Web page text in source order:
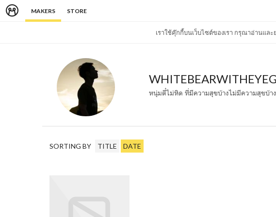
MAKERS STORE
เราใช้คุ๊กกี้บนเว็บไซต์ของเรา กรุณาอ่านแล
หนุ่มตี๋ไม่หิด ที่มีความสุขบ้างไม่มีความสุขบ้าง
SORTING BY TITLE DATE